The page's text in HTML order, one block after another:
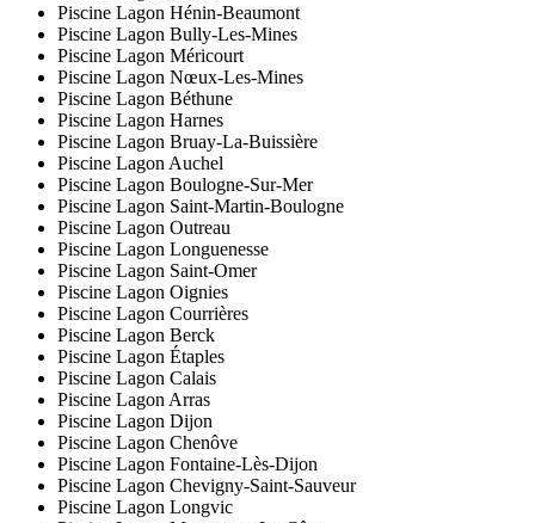
Piscine Lagon Hénin-Beaumont
Piscine Lagon Bully-Les-Mines
Piscine Lagon Méricourt
Piscine Lagon Nœux-Les-Mines
Piscine Lagon Béthune
Piscine Lagon Harnes
Piscine Lagon Bruay-La-Buissière
Piscine Lagon Auchel
Piscine Lagon Boulogne-Sur-Mer
Piscine Lagon Saint-Martin-Boulogne
Piscine Lagon Outreau
Piscine Lagon Longuenesse
Piscine Lagon Saint-Omer
Piscine Lagon Oignies
Piscine Lagon Courrières
Piscine Lagon Berck
Piscine Lagon Étaples
Piscine Lagon Calais
Piscine Lagon Arras
Piscine Lagon Dijon
Piscine Lagon Chenôve
Piscine Lagon Fontaine-Lès-Dijon
Piscine Lagon Chevigny-Saint-Sauveur
Piscine Lagon Longvic